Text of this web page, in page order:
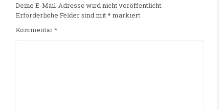
Deine E-Mail-Adresse wird nicht veröffentlicht.
Erforderliche Felder sind mit* markiert
Kommentar*